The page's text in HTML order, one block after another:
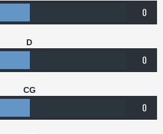
0
D
0
CG
0